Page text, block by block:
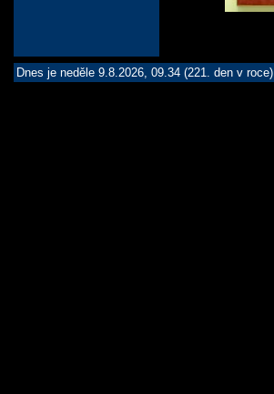
Dnes je neděle 9.8.2026, 09.34 (221. den v roce)